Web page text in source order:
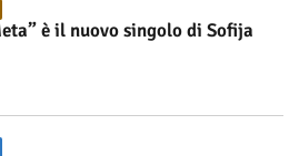
è il nuovo singolo di Sofija